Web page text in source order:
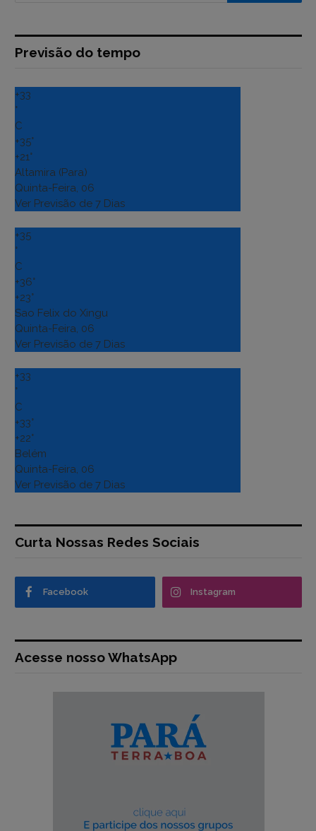
Previsão do tempo
+33
°
C
+35°
+21°
Altamira (Para)
Quinta-Feira, 06
Ver Previsão de 7 Dias
+35
°
C
+36°
+23°
Sao Felix do Xingu
Quinta-Feira, 06
Ver Previsão de 7 Dias
+33
°
C
+33°
+22°
Belém
Quinta-Feira, 06
Ver Previsão de 7 Dias
Curta Nossas Redes Sociais
Facebook Instagram
Acesse nosso WhatsApp